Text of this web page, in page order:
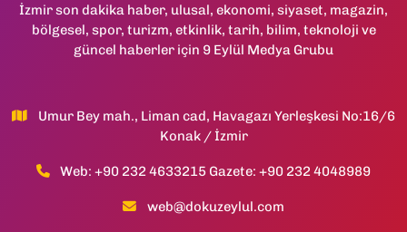
İzmir son dakika haber, ulusal, ekonomi, siyaset, magazin,
bölgesel, spor, turizm, etkinlik, tarih, bilim, teknoloji ve
güncel haberler için 9 Eylül Medya Grubu
Umur Bey mah., Liman cad, Havagazı Yerleşkesi No:16/6
Konak / İzmir
Web: +90 232 4633215 Gazete: +90 232 4048989
web@dokuzeylul.com